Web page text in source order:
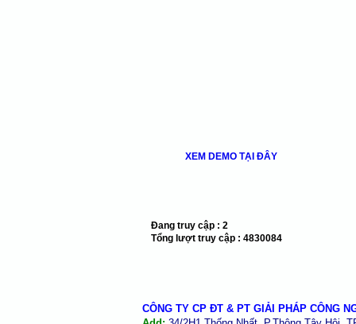
XEM DEMO TẠI ĐÂY
Đang truy cập : 2
Tổng lượt truy cập : 4830084
CÔNG TY CP ĐT & PT GIẢI PHÁP CÔNG